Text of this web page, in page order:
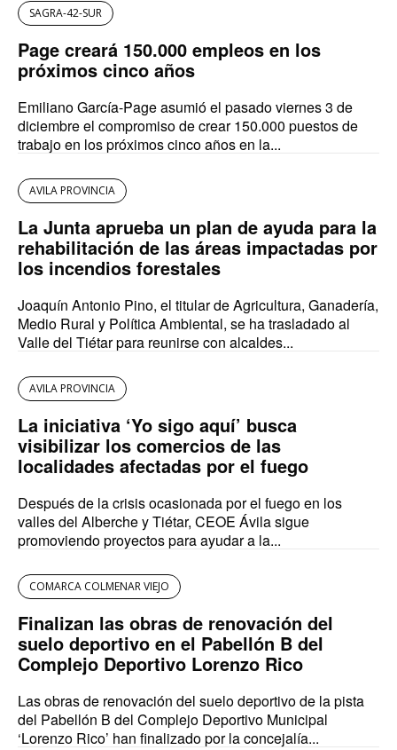
SAGRA-42-SUR
Page creará 150.000 empleos en los
próximos cinco años
Emiliano García-Page asumió el pasado viernes 3 de
diciembre el compromiso de crear 150.000 puestos de
trabajo en los próximos cinco años en la...
AVILA PROVINCIA
La Junta aprueba un plan de ayuda para la
rehabilitación de las áreas impactadas por
los incendios forestales
Joaquín Antonio Pino, el titular de Agricultura, Ganadería,
Medio Rural y Política Ambiental, se ha trasladado al
Valle del Tiétar para reunirse con alcaldes...
AVILA PROVINCIA
La iniciativa ‘Yo sigo aquí’ busca
visibilizar los comercios de las
localidades afectadas por el fuego
Después de la crisis ocasionada por el fuego en los
valles del Alberche y Tiétar, CEOE Ávila sigue
promoviendo proyectos para ayudar a la...
COMARCA COLMENAR VIEJO
Finalizan las obras de renovación del
suelo deportivo en el Pabellón B del
Complejo Deportivo Lorenzo Rico
Las obras de renovación del suelo deportivo de la pista
del Pabellón B del Complejo Deportivo Municipal
‘Lorenzo Rico’ han finalizado por la concejalía...